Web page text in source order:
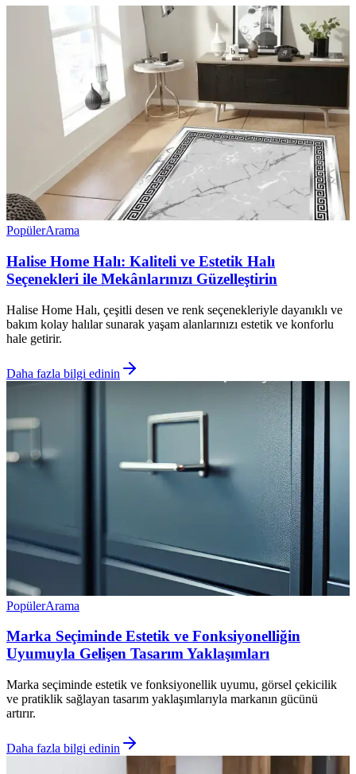
PopülerArama
Halise Home Halı: Kaliteli ve Estetik Halı
Seçenekleri ile Mekânlarınızı Güzelleştirin
Halise Home Halı, çeşitli desen ve renk seçenekleriyle dayanıklı ve
bakım kolay halılar sunarak yaşam alanlarınızı estetik ve konforlu
hale getirir.
Daha fazla bilgi edinin
PopülerArama
Marka Seçiminde Estetik ve Fonksiyonelliğin
Uyumuyla Gelişen Tasarım Yaklaşımları
Marka seçiminde estetik ve fonksiyonellik uyumu, görsel çekicilik
ve pratiklik sağlayan tasarım yaklaşımlarıyla markanın gücünü
artırır.
Daha fazla bilgi edinin